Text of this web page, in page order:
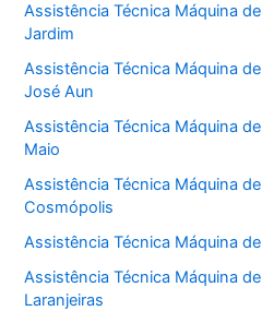
Assistência Técnica Máquina
Jardim
Assistência Técnica Máquina
José Aun
Assistência Técnica Máquina
Maio
Assistência Técnica Máquina
Cosmópolis
Assistência Técnica Máquina
Assistência Técnica Máquina
Laranjeiras